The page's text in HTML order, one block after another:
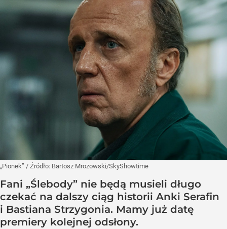
„Pionek” / Źródło: Bartosz Mrozowski/SkyShowtime
Fani „Ślebody” nie będą musieli długo
czekać na dalszy ciąg historii Anki Serafin
i Bastiana Strzygonia. Mamy już datę
premiery kolejnej odsłony.